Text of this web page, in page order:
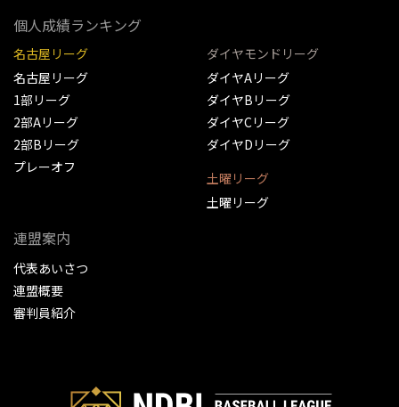
個人成績ランキング
名古屋リーグ
名古屋リーグ
1部リーグ
2部Aリーグ
2部Bリーグ
プレーオフ
ダイヤモンドリーグ
ダイヤAリーグ
ダイヤBリーグ
ダイヤCリーグ
ダイヤDリーグ
土曜リーグ
土曜リーグ
連盟案内
代表あいさつ
連盟概要
審判員紹介